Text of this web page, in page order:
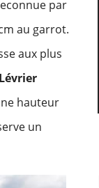
par
au garrot.
aux plus
Lévrier
hauteur
un